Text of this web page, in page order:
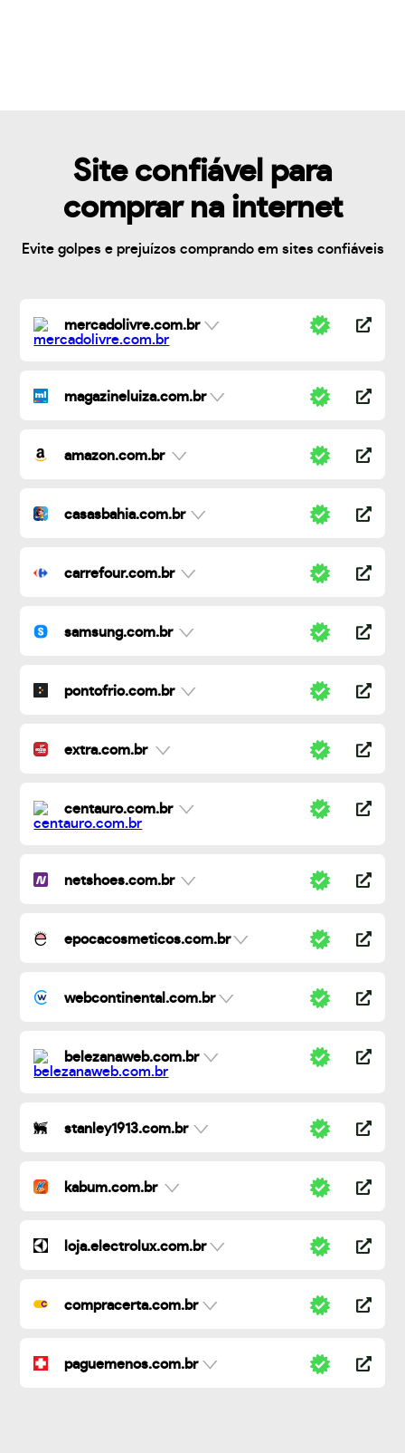
Site confiável para
comprar na internet
Evite golpes e prejuízos comprando em sites confiáveis
mercadolivre.com.br
magazineluiza.com.br
amazon.com.br
casasbahia.com.br
carrefour.com.br
samsung.com.br
pontofrio.com.br
extra.com.br
centauro.com.br
netshoes.com.br
epocacosmeticos.com.br
webcontinental.com.br
belezanaweb.com.br
stanley1913.com.br
kabum.com.br
loja.electrolux.com.br
compracerta.com.br
paguemenos.com.br